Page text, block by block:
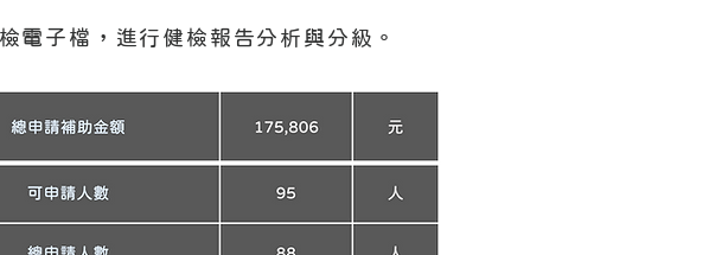
電子檔，進行健檢報告分析與分級。